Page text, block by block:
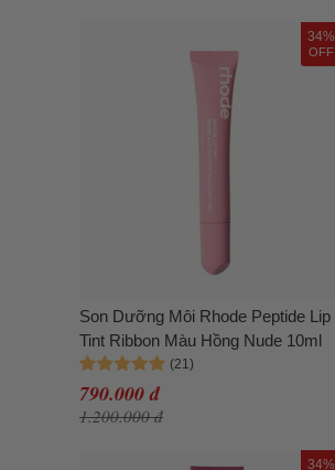
34%
OFF
Son Dưỡng Môi Rhode Peptide Lip
Tint Ribbon Màu Hồng Nude 10ml
790.000 đ
1.200.000 đ
34%